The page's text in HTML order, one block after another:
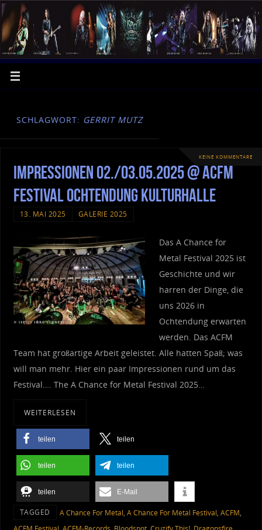
SCHLAGWORT: GERRIT MUTZ
KEINE KOMMENTARE
Impressionen 02./03.05.2025 @ ACFM
Festival Ochtendung Kulturhalle
13. MAI 2025 GALERIE 2025
Das A Chance for
Metal Festival 2025 ist
Geschichte und wir
harren der Dinge, die
uns 2026 in
Ochtendung erwarten
werden. Das ACFM
Team hat großartige Arbeit geleistet. Alle hatten Spaß; was
will man mehr. Hier ein paar Impressionen rund um das
Festival…. The A Chance for Metal Festival 2025…
WEITERLESEN
teilen teilen
teilen teilen
teilen E-Mail
TAGGED A Chance For Metal, A Chance For Metal Festival, ACFM,